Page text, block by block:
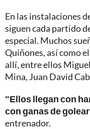
En las instalaciones
siguen cada partido
especial. Muchos
Quiñones, así como
allí, entre ellos
Mina, Juan David
"Ellos llegan con
con ganas de
entrenador.